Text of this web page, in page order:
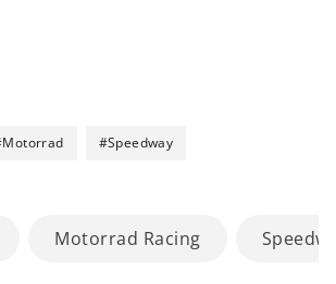
Motorrad Racing
Motorrad #Speedway